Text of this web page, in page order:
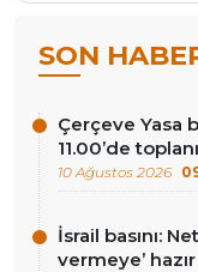
SON
Çerçeve Yasa
11.00’de
10 Ağustos 2026
İsrail basını:
vermeye’ hazır